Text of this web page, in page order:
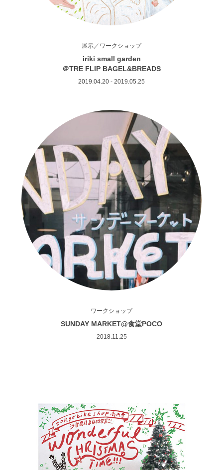
展示／ワークショップ
iriki small garden
＠TRE FLIP BAGEL&BREADS
2019.04.20 - 2019.05.25
ワークショップ
SUNDAY MARKET@食堂POCO
2018.11.25